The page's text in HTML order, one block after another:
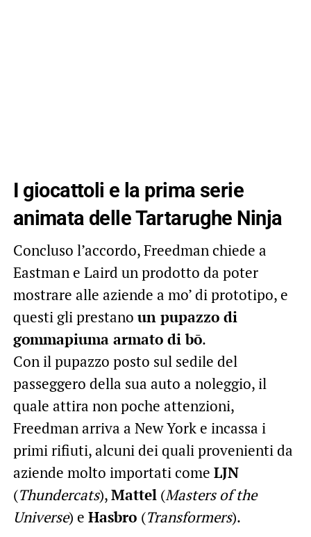
I giocattoli e la prima serie
animata delle Tartarughe Ninja
Concluso l’accordo, Freedman chiede a
Eastman e Laird un prodotto da poter
mostrare alle aziende a mo’ di prototipo, e
questi gli prestano un pupazzo di
gommapiuma armato di bō.
Con il pupazzo posto sul sedile del
passeggero della sua auto a noleggio, il
quale attira non poche attenzioni,
Freedman arriva a New York e incassa i
primi rifiuti, alcuni dei quali provenienti da
aziende molto importati come LJN
(Thundercats),Mattel (Masters of the
Universe) e Hasbro (Transformers).